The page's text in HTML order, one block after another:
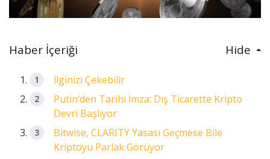
Haber İçeriği Hide
İlginizi Çekebilir
Putin’den Tarihi İmza: Dış Ticarette Kripto
Devri Başlıyor
Bitwise, CLARITY Yasası Geçmese Bile
Kriptoyu Parlak Görüyor